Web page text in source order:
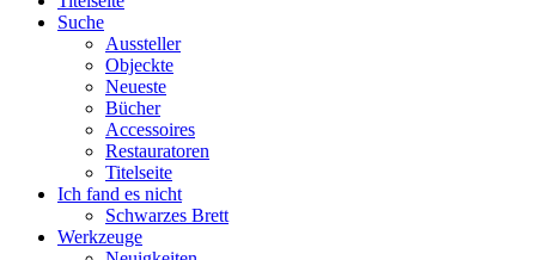
Suche
Aussteller
Objeckte
Neueste
Bücher
Accessoires
Restauratoren
Titelseite
Ich fand es nicht
Schwarzes Brett
Werkzeuge